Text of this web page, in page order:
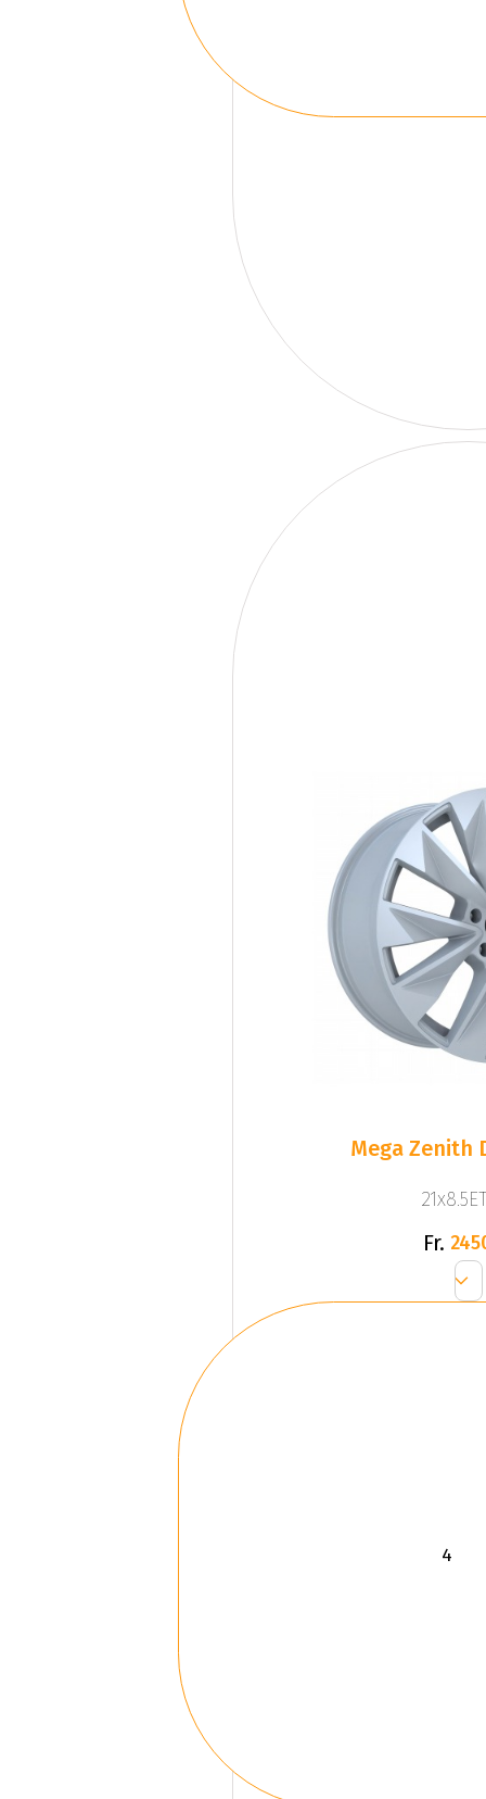
Mega Zenith
Fr.